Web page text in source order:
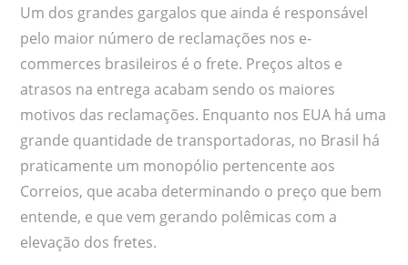
Um dos grandes gargalos que ainda é responsável
pelo maior número de reclamações nos e-
commerces brasileiros é o frete. Preços altos e
atrasos na entrega acabam sendo os maiores
motivos das reclamações. Enquanto nos EUA há uma
grande quantidade de transportadoras, no Brasil há
praticamente um monopólio pertencente aos
Correios, que acaba determinando o preço que bem
entende, e que vem gerando polêmicas com a
elevação dos fretes.